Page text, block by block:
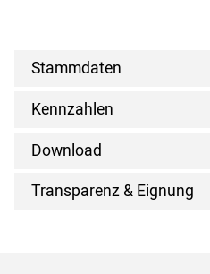
Stammdaten
Kennzahlen
Download
Transparenz & Eignung